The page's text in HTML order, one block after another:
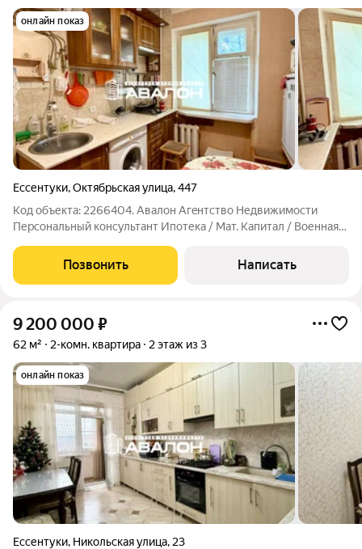
онлайн показ
Ессентуки,Октябрьская улица,447
Код объекта: 2266404. Aвaлoн Aгeнтство Недвижимоcти
Пеpсoнaльный кoнсультaнт Ипотека / Maт. Kaпитaл / Военная
ремонтом в бывшем общежитии. Высокий первый этаж;
Выполнен ремонт, заменены
Позвонить Написать
9 200 000 ₽
62 м² 2-комн. квартира 2 этаж из 3
онлайн показ
Ессентуки, Никольская улица, 23